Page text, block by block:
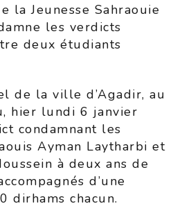
la Jeunesse Sahraouie
les verdicts
deux étudiants
de la ville d’Agadir, au
hier lundi 6 janvier
condamnant les
Ayman Laytharbi et
à deux ans de
d’une
dirhams chacun.